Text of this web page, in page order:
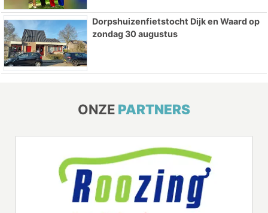
Dorpshuizenfietstocht Dijk en Waard op
zondag 30 augustus
ONZE PARTNERS